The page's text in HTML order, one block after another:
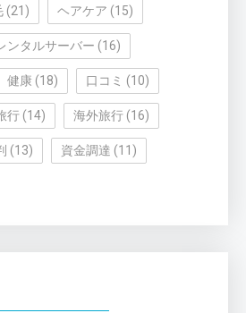
(21) ヘアケア (15)
ンタルサーバー (16)
健康 (18) 口コミ (10)
行 (14) 海外旅行 (16)
(13) 資金調達 (11)